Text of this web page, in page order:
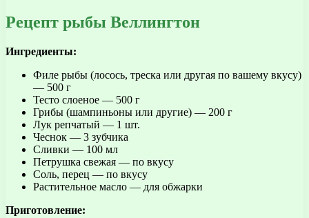
Рецепт рыбы Веллингтон
Ингредиенты:
Филе рыбы (лосось, треска или другая по вашему вкусу)
— 500 г
Тесто слоеное — 500 г
Грибы (шампиньоны или другие) — 200 г
Лук репчатый — 1 шт.
Чеснок — 3 зубчика
Сливки — 100 мл
Петрушка свежая — по вкусу
Соль, перец — по вкусу
Растительное масло — для обжарки
Приготовление: